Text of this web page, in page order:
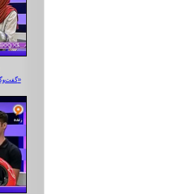
گفت‌وگو با «پروانه کاظمی» و «پرستو‌ ابریشمی»